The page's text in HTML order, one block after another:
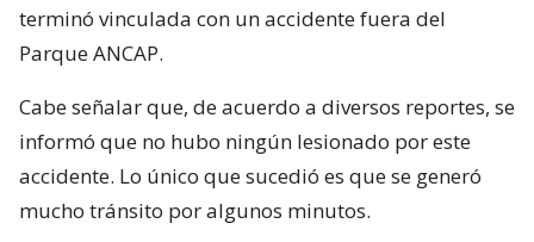
terminó vinculada con un accidente fuera del
Parque ANCAP.
Cabe señalar que, de acuerdo a diversos reportes, se
informó que no hubo ningún lesionado por este
accidente. Lo único que sucedió es que se generó
mucho tránsito por algunos minutos.